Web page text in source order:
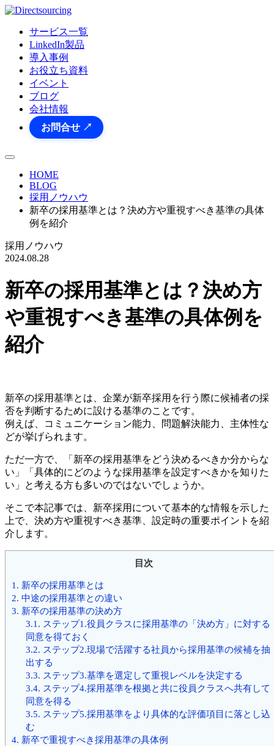
サービス一覧
LinkedIn製品
導入事例
お役立ち資料
イベント
ブログ
会社情報
お問合せ ↗
HOME
BLOG
採用ノウハウ
新卒の採用基準とは？決め方や重視すべき基準の具体
例を紹介
採用ノウハウ
2024.08.28
新卒の採用基準とは？決め方
や重視すべき基準の具体例を
紹介
新卒の採用基準とは、企業が新卒採用を行う際に候補者の採
否を判断するために設ける基準のことです。
例えば、コミュニケーション能力、問題解決能力、主体性な
どが挙げられます。
ただ一方で、「新卒の採用基準をどう決めるべきか分からな
い」「具体的にどのような採用基準を設定すべきかを知りた
い」と考える方も多いのではないでしょうか。
そこで本記事では、新卒採用について基本的な情報を示した
上で、決め方や重視すべき基準、設定時の重要ポイントを紹
介します。
目次
1. 新卒の採用基準とは
2. 中途の採用基準との違い
3. 新卒の採用基準の決め方
3.1. ステップ1.役員クラスに採用基準の「決め方」に対する
同意を得ておく
3.2. ステップ2.現場で活躍する社員から採用基準の候補を抽
出する
3.3. ステップ3.基準を選定して重視レベルを決定する
3.4. ステップ4.採用基準を根拠と共に役員クラスへ共有して
同意を得る
3.5. ステップ5.採用基準をより具体的な評価項目に落とし込
む
4. 新卒で重視すべき採用基準の具体例